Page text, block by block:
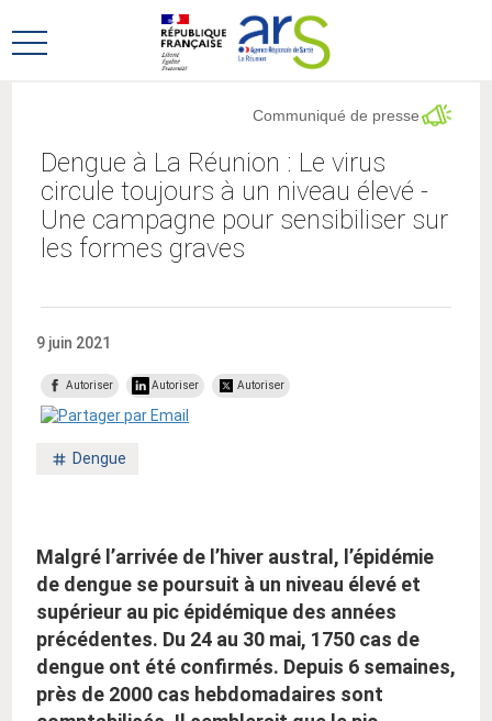
au
menu
au
contenu
Ouvrir
Dengue à La Réunion : Le virus
circule toujours à un niveau élevé -
Une campagne pour sensibiliser sur
les formes graves
Communiqué de presse
9 juin 2021
Autoriser Autoriser Autoriser
Mot
Dengue
Malgré l’arrivée de l’hiver austral, l’épidémie
de dengue se poursuit à un niveau élevé et
supérieur au pic épidémique des années
précédentes. Du 24 au 30 mai, 1750 cas de
dengue ont été confirmés. Depuis 6 semaines,
près de 2000 cas hebdomadaires sont